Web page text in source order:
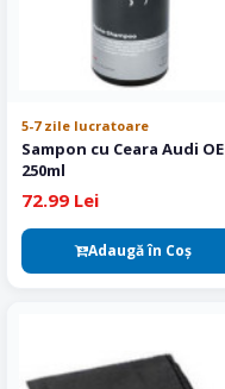
5-7 zile lucratoare
Sampon cu Ceara Audi OE
250ml
72.99 Lei
Adaugă în Coş